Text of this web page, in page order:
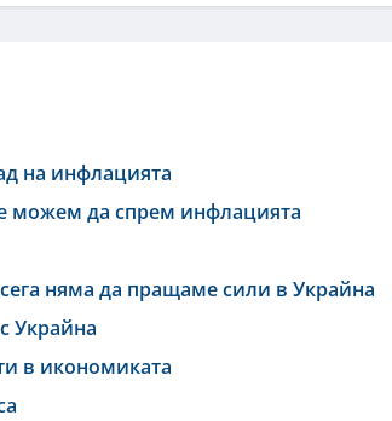
на инфлацията
можем да спрем инфлацията
няма да пращаме сили в Украйна
Украйна
в икономиката